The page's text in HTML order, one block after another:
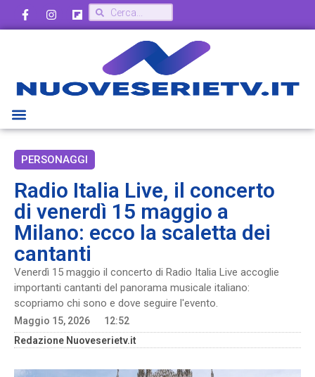
PERSONAGGI
Radio Italia Live, il concerto
di venerdì 15 maggio a
Milano: ecco la scaletta dei
cantanti
Venerdì 15 maggio il concerto di Radio Italia Live accoglie
importanti cantanti del panorama musicale italiano:
scopriamo chi sono e dove seguire l'evento.
Maggio 15, 2026
12:52
Redazione Nuoveserietv.it